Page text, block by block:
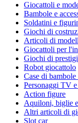
Giocattoli e
Bambole e
Soldatini e
Giochi di
Articoli di
Giocattoli per
Giochi di
Robot giocattolo
Case di
Personaggi TV
Action figure
Aquiloni, biglie
Altri articoli di
Slot car